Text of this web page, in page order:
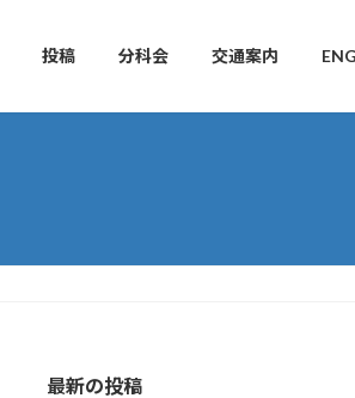
投稿 分科会 交通案内
最新の投稿